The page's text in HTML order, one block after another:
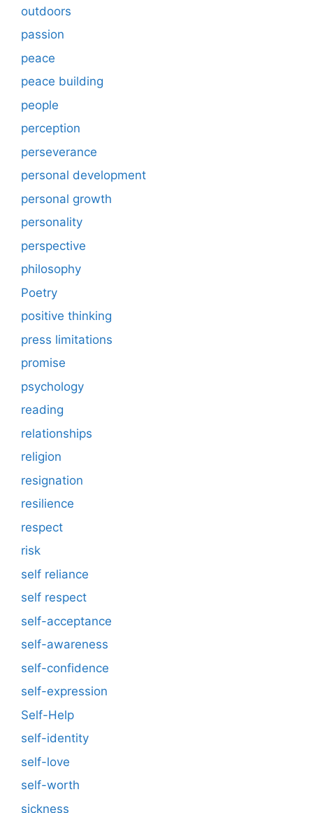
outdoors
passion
peace
peace building
people
perception
perseverance
personal development
personal growth
personality
perspective
philosophy
Poetry
positive thinking
press limitations
promise
psychology
reading
relationships
religion
resignation
resilience
respect
risk
self reliance
self respect
self-acceptance
self-awareness
self-confidence
self-expression
Self-Help
self-identity
self-love
self-worth
sickness